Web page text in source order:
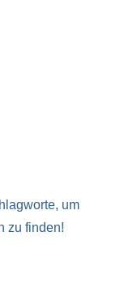
um
zu finden!